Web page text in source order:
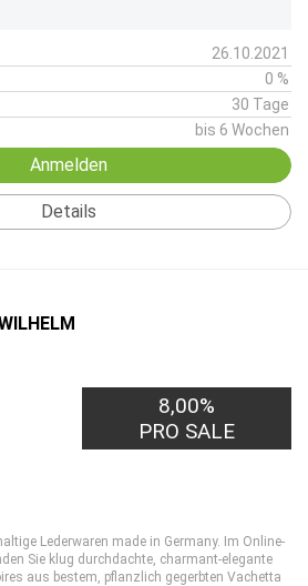
26.10.2021
0 %
30 Tage
bis 6 Wochen
Anmelden
Details
8,00%
PRO SALE
Lederwaren made in Germany. Im Online-
Sie klug durchdachte, charmant-elegante
aus bestem, pflanzlich gegerbten Vachetta